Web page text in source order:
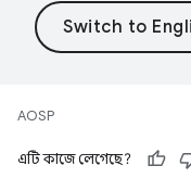
AOSP
এটি কাজে লেগেছে?